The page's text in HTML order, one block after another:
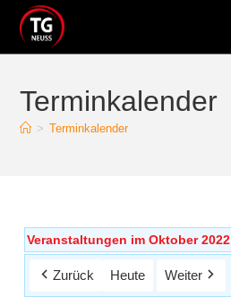
Terminkalender
> Terminkalender
Veranstaltungen im Oktober 2022
Zurück Heute Weiter